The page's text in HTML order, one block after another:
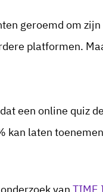
geroemd om
platformen.
een online quiz
kan laten